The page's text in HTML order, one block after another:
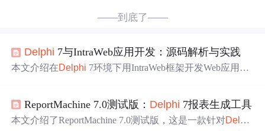
——到底了——
Delphi 7与IntraWeb应用开发：源码解析与实践
本文介绍在Delphi 7环境下用IntraWeb框架开发Web应用。
件等。还涉及源码分析、调试技巧及Web应用资源管理，
助读者掌握关键技能实现企业级应用。
ReportMachine 7.0测试版： Delphi 7报表生成工具
本文介绍了ReportMachine 7.0测试版，这是一款针对Delphi